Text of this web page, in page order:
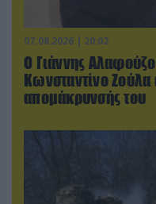
07.08.2026 | 20:02
Ο Γιάννης
Κωνσταντίνο Ζούλα
απομάκρυνσής του